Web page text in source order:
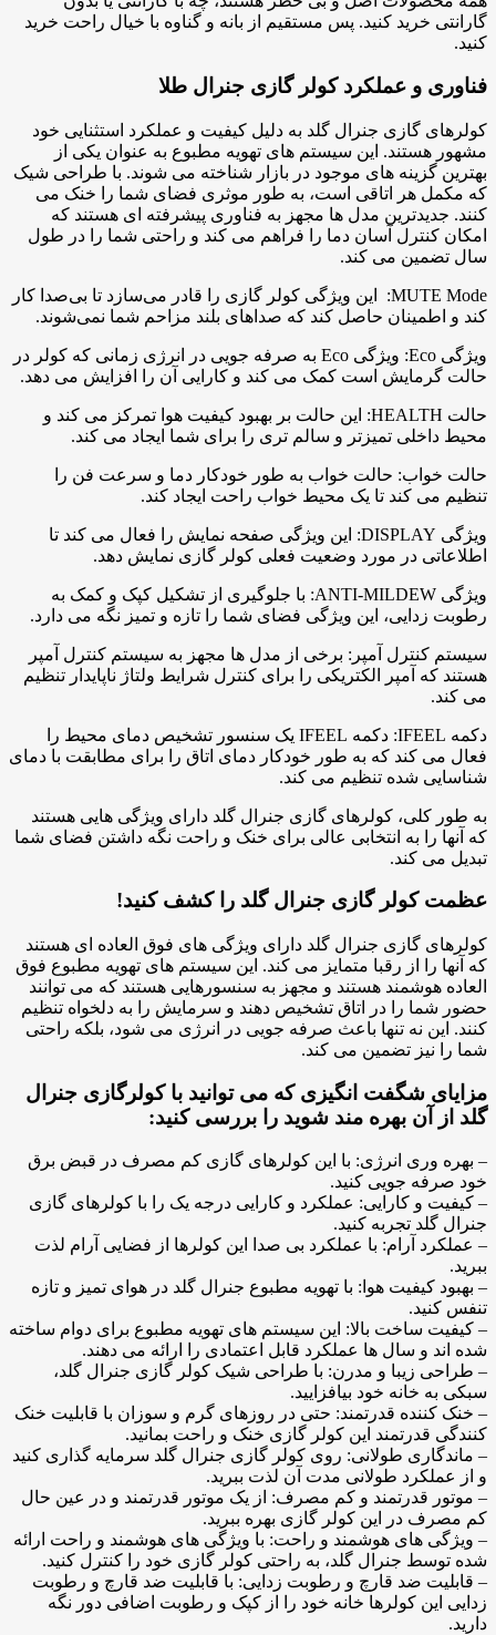
گارانتی خرید کنید. پس مستقیم از بانه و گناوه با خیال راحت خرید
کنید.
فناوری و عملکرد کولر گازی جنرال طلا
کولرهای گازی جنرال گلد به دلیل کیفیت و عملکرد استثنایی خود
مشهور هستند. این سیستم های تهویه مطبوع به عنوان یکی از
بهترین گزینه های موجود در بازار شناخته می شوند. با طراحی شیک
که مکمل هر اتاقی است، به طور موثری فضای شما را خنک می
کنند. جدیدترین مدل ها مجهز به فناوری پیشرفته ای هستند که
امکان کنترل آسان دما را فراهم می کند و راحتی شما را در طول
سال تضمین می کند.
MUTE Mode: این ویژگی کولر گازی را قادر می‌سازد تا بی‌صدا کار
کند و اطمینان حاصل کند که صداهای بلند مزاحم شما نمی‌شوند.
ویژگی Eco: ویژگی Eco به صرفه جویی در انرژی زمانی که کولر در
حالت گرمایش است کمک می کند و کارایی آن را افزایش می دهد.
حالت HEALTH: این حالت بر بهبود کیفیت هوا تمرکز می کند و
محیط داخلی تمیزتر و سالم تری را برای شما ایجاد می کند.
حالت خواب: حالت خواب به طور خودکار دما و سرعت فن را
تنظیم می کند تا یک محیط خواب راحت ایجاد کند.
ویژگی DISPLAY: این ویژگی صفحه نمایش را فعال می کند تا
اطلاعاتی در مورد وضعیت فعلی کولر گازی نمایش دهد.
ویژگی ANTI-MILDEW: با جلوگیری از تشکیل کپک و کمک به
رطوبت زدایی، این ویژگی فضای شما را تازه و تمیز نگه می دارد.
سیستم کنترل آمپر: برخی از مدل ها مجهز به سیستم کنترل آمپر
هستند که آمپر الکتریکی را برای کنترل شرایط ولتاژ ناپایدار تنظیم
می کند.
دکمه IFEEL: دکمه IFEEL یک سنسور تشخیص دمای محیط را
فعال می کند که به طور خودکار دمای اتاق را برای مطابقت با دمای
شناسایی شده تنظیم می کند.
به طور کلی، کولرهای گازی جنرال گلد دارای ویژگی هایی هستند
که آنها را به انتخابی عالی برای خنک و راحت نگه داشتن فضای شما
تبدیل می کند.
عظمت کولر گازی جنرال گلد را کشف کنید!
کولرهای گازی جنرال گلد دارای ویژگی های فوق العاده ای هستند
که آنها را از رقبا متمایز می کند. این سیستم های تهویه مطبوع فوق
العاده هوشمند هستند و مجهز به سنسورهایی هستند که می توانند
حضور شما را در اتاق تشخیص دهند و سرمایش را به دلخواه تنظیم
کنند. این نه تنها باعث صرفه جویی در انرژی می شود، بلکه راحتی
شما را نیز تضمین می کند.
مزایای شگفت انگیزی که می توانید با کولرگازی جنرال
گلد از آن بهره مند شوید را بررسی کنید:
– بهره وری انرژی: با این کولرهای گازی کم مصرف در قبض برق
خود صرفه جویی کنید.
– کیفیت و کارایی: عملکرد و کارایی درجه یک را با کولرهای گازی
جنرال گلد تجربه کنید.
– عملکرد آرام: با عملکرد بی صدا این کولرها از فضایی آرام لذت
ببرید.
– بهبود کیفیت هوا: با تهویه مطبوع جنرال گلد در هوای تمیز و تازه
تنفس کنید.
– کیفیت ساخت بالا: این سیستم های تهویه مطبوع برای دوام ساخته
شده اند و سال ها عملکرد قابل اعتمادی را ارائه می دهند.
– طراحی زیبا و مدرن: با طراحی شیک کولر گازی جنرال گلد،
سبکی به خانه خود بیافزایید.
– خنک کننده قدرتمند: حتی در روزهای گرم و سوزان با قابلیت خنک
کنندگی قدرتمند این کولر گازی خنک و راحت بمانید.
– ماندگاری طولانی: روی کولر گازی جنرال گلد سرمایه گذاری کنید
و از عملکرد طولانی مدت آن لذت ببرید.
– موتور قدرتمند و کم مصرف: از یک موتور قدرتمند و در عین حال
کم مصرف در این کولر گازی بهره ببرید.
– ویژگی های هوشمند و راحت: با ویژگی های هوشمند و راحت ارائه
شده توسط جنرال گلد، به راحتی کولر گازی خود را کنترل کنید.
– قابلیت ضد قارچ و رطوبت زدایی: با قابلیت ضد قارچ و رطوبت
زدایی این کولرها خانه خود را از کپک و رطوبت اضافی دور نگه
دارید.